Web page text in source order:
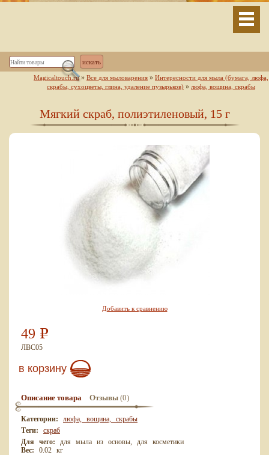
Magicaltouch.ru» Все для мыловарения » Интересности для мыла (бумага, люфа,
скрабы, сухоцветы, глина, удаление пузырьков) » люфа, вощина, скрабы
Мягкий скраб, полиэтиленовый, 15 г
Добавить к сравнению
49 Р
ЛВС05
в корзину
Описание товара Отзывы (0)
Категории:
люфа, вощина, скрабы
Теги:
скраб
Для чего:
для мыла из основы, для косметики
Вес:
0.02 кг